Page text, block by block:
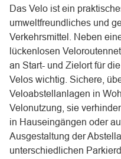
Das Velo ist ein
umweltfreundliches und
Verkehrsmittel. Neben
lückenlosen
an Start- und Zielort für
Velos wichtig. Sichere,
Veloabstellanlagen in
Velonutzung, sie
in Hauseingängen oder
Ausgestaltung der
unterschiedlichen